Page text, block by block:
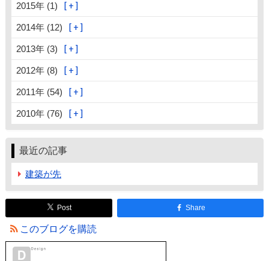
2015年 (1)
2014年 (12)
2013年 (3)
2012年 (8)
2011年 (54)
2010年 (76)
最近の記事
建築が先
Post Share
このブログを購読